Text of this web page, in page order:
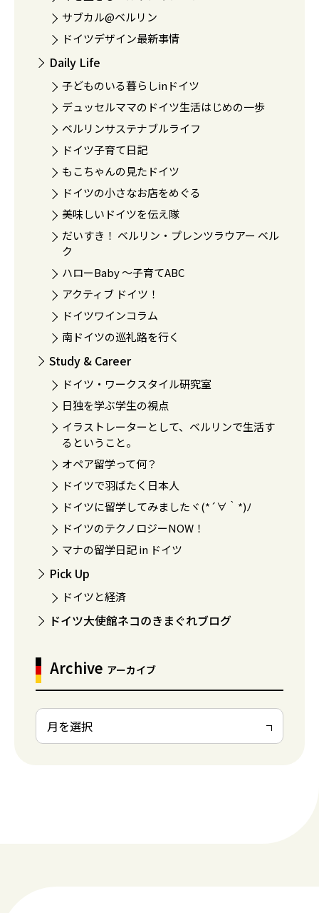
サブカル@ベルリン
ドイツデザイン最新事情
Daily Life
子どものいる暮らしinドイツ
デュッセルママのドイツ生活はじめの一歩
ベルリンサステナブルライフ
ドイツ子育て日記
もこちゃんの見たドイツ
ドイツの小さなお店をめぐる
美味しいドイツを伝え隊
だいすき！ ベルリン・プレンツラウアー ベル
ク
ハローBaby 〜子育てABC
アクティブ ドイツ！
ドイツワインコラム
南ドイツの巡礼路を行く
Study & Career
ドイツ・ワークスタイル研究室
日独を学ぶ学生の視点
イラストレーターとして、ベルリンで生活す
るということ。
オペア留学って何？
ドイツで羽ばたく日本人
ドイツに留学してみましたヾ(*´∀｀*)ﾉ
ドイツのテクノロジーNOW！
マナの留学日記 in ドイツ
Pick Up
ドイツと経済
ドイツ大使館ネコのきまぐれブログ
Archive アーカイブ